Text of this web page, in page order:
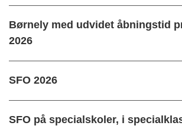
Børnely med udvidet åbningstid
2026
SFO 2026
SFO på specialskoler, i